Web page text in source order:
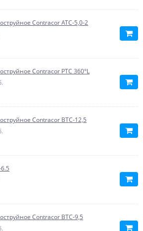
Contracor ATC-5,0-2
Contracor PTC 360°L
Contracor BTC-12,5
Contracor BTC-9,5